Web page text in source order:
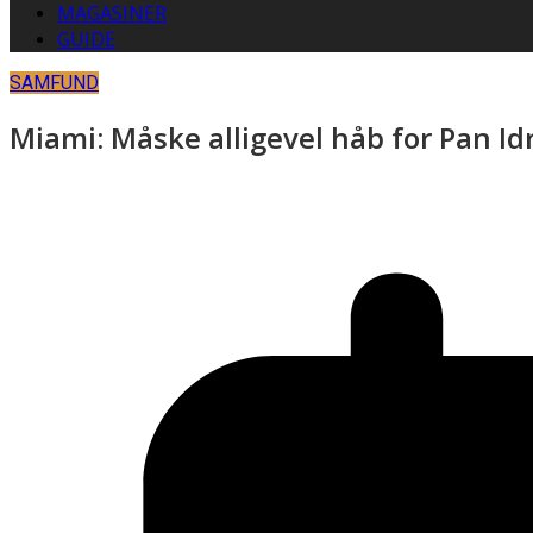
MAGASINER
GUIDE
SAMFUND
Miami: Måske alligevel håb for Pan